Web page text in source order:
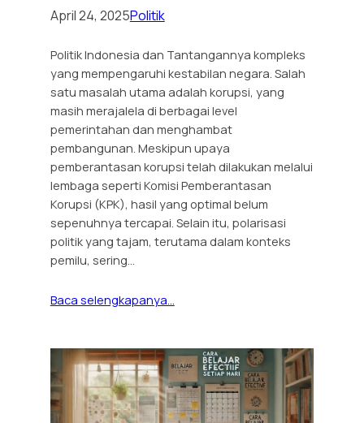
April 24, 2025Politik
Politik Indonesia dan Tantangannya kompleks
yang mempengaruhi kestabilan negara. Salah
satu masalah utama adalah korupsi, yang
masih merajalela di berbagai level
pemerintahan dan menghambat
pembangunan. Meskipun upaya
pemberantasan korupsi telah dilakukan melalui
lembaga seperti Komisi Pemberantasan
Korupsi (KPK), hasil yang optimal belum
sepenuhnya tercapai. Selain itu, polarisasi
politik yang tajam, terutama dalam konteks
pemilu, sering…
Baca selengkapanya…